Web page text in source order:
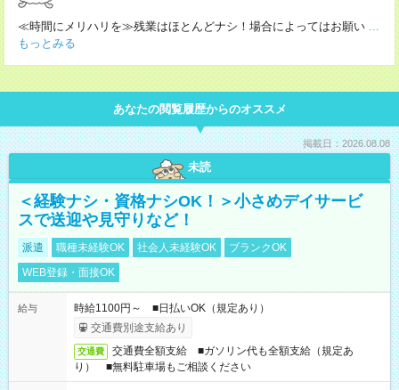
≪時間にメリハリを≫残業はほとんどナシ！場合によってはお願い ...
もっとみる
あなたの閲覧履歴からのオススメ
掲載日：2026.08.08
未読
＜経験ナシ・資格ナシOK！＞小さめデイサービ
スで送迎や見守りなど！
派遣 職種未経験OK 社会人未経験OK
ブランクOK
WEB登録・面接OK
給与
時給1100円～ ■日払いOK（規定あり）
交通費別途支給あり
交通費
交通費全額支給 ■ガソリン代も全額支給（規定あ
り） ■無料駐車場もご相談ください